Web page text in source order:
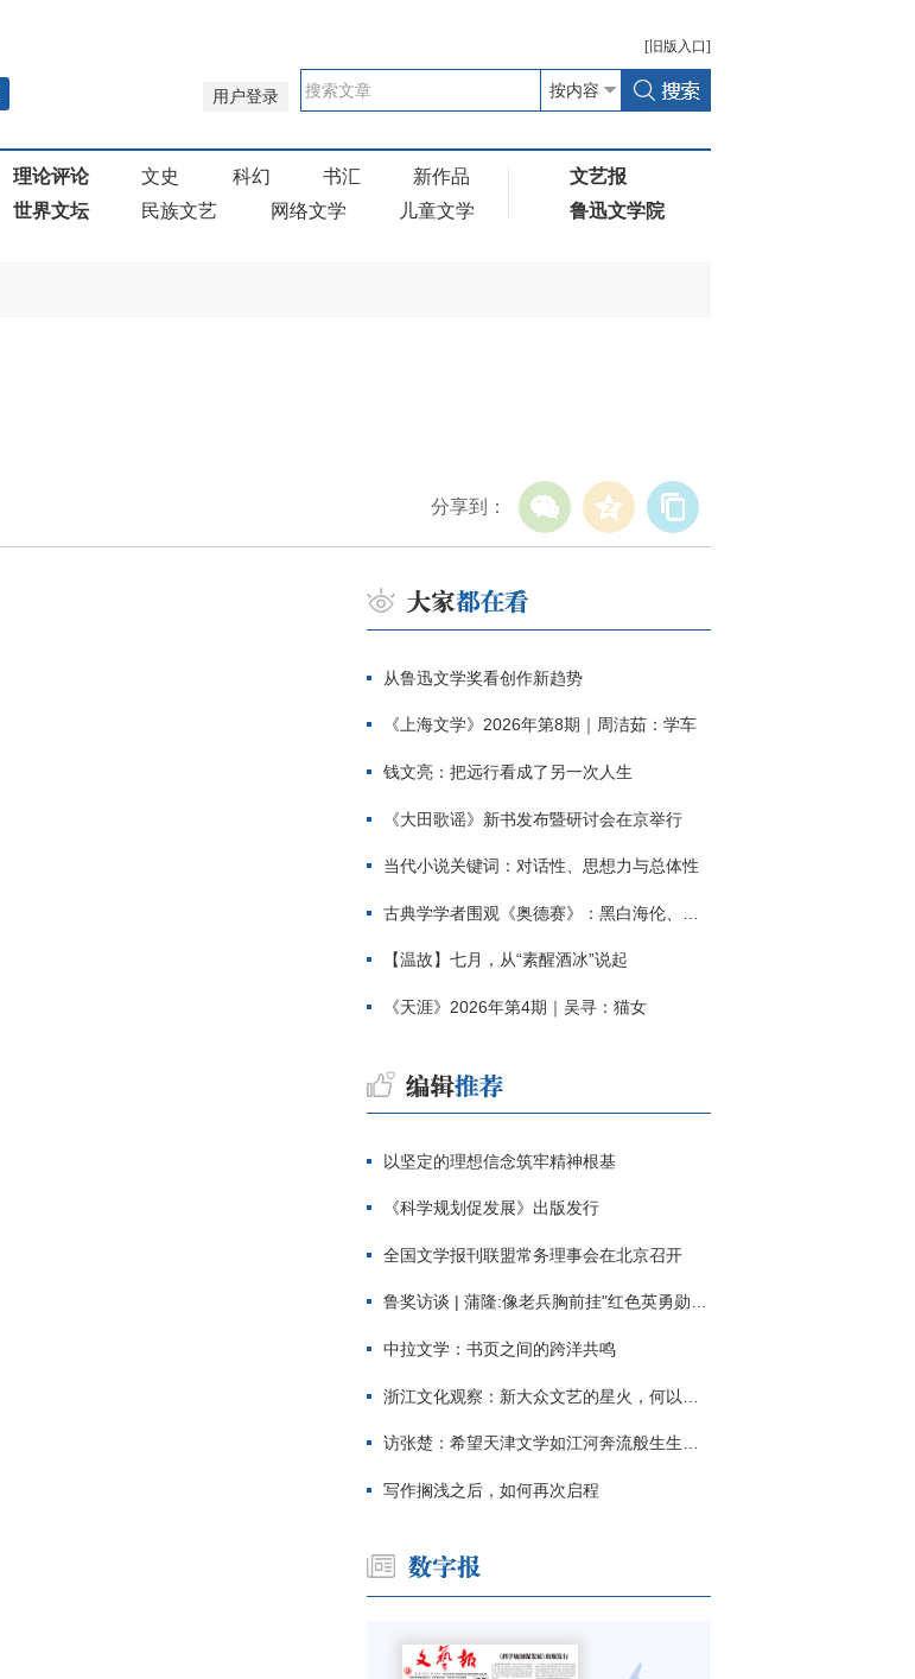
[ 旧版 入口]
用户登录
理论评论 文史 科幻 书汇
新作品
世界文坛
民族文艺 网络文学 儿童文学
文艺报
鲁迅文学院
分享到：
从鲁迅文学奖看创作新趋势
《上海文学》2026年第8期｜周洁茹：学车
钱文亮：把远行看成了另一次人生
《大田歌谣》新书发布暨研讨会在京举行
当代小说关键词：对话性、思想力与总体性
古典学学者围观《奥德赛》：黑白海伦、佩涅罗佩的别针与神秘入侵者
【温故】七月，从“素醒酒冰”说起
《天涯》2026年第4期｜吴寻：猫女
以坚定的理想信念筑牢精神根基
《科学规划促发展》出版发行
全国文学报刊联盟常务理事会在北京召开
鲁奖访谈 | 蒲隆:像老兵胸前挂"红色英勇勋章"
中拉文学：书页之间的跨洋共鸣
浙江文化观察：新大众文艺的星火，何以燎原？
访张楚：希望天津文学如江河奔流般生生不息
写作搁浅之后，如何再次启程